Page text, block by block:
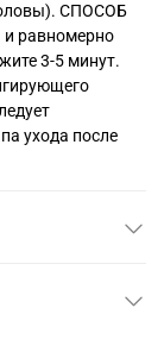
СПОСОБ
равномерно
3-5 минут.
ухода после